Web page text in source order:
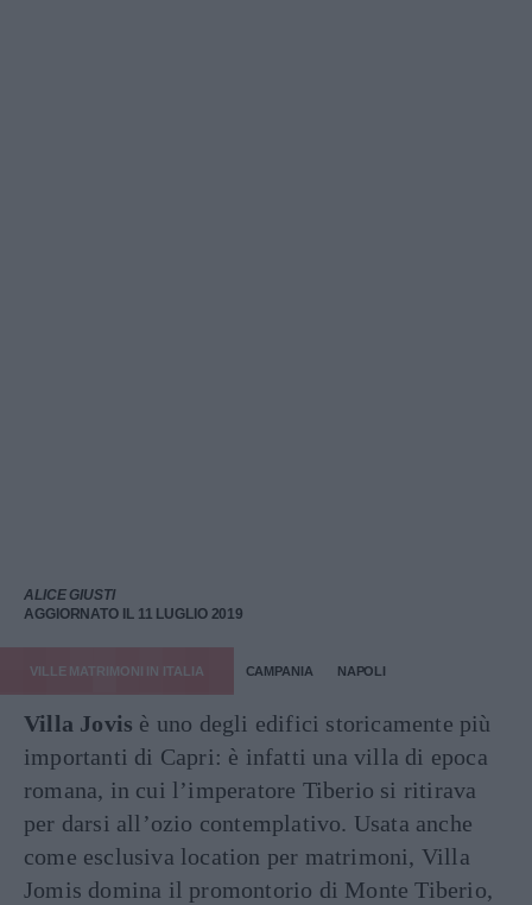
ALICE GIUSTI
AGGIORNATO IL 11 LUGLIO 2019
VILLE MATRIMONI IN ITALIA CAMPANIA NAPOLI
Villa Jovis è uno degli edifici storicamente più
importanti di Capri: è infatti una villa di epoca
romana, in cui l’imperatore Tiberio si ritirava
per darsi all’ozio contemplativo. Usata anche
come esclusiva location per matrimoni, Villa
Jomis domina il promontorio di Monte Tiberio,